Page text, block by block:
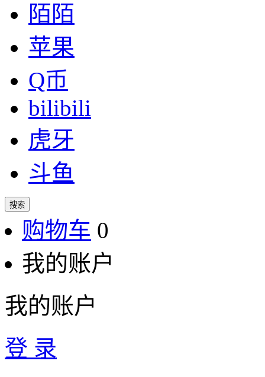
陌陌
苹果
Q币
bilibili
虎牙
斗鱼
搜索
购物车 0
我的账户
我的账户
登 录